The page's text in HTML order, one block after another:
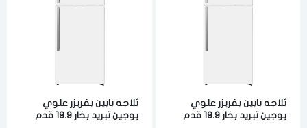
ثلاجه بابين بفريزر علوي
يوجين تبريد بخار 19.9 قدم
ثلاجه بابين بفريزر علوي
يوجين تبريد بخار 19.9 قدم
تذكرنى
اختر المدينة